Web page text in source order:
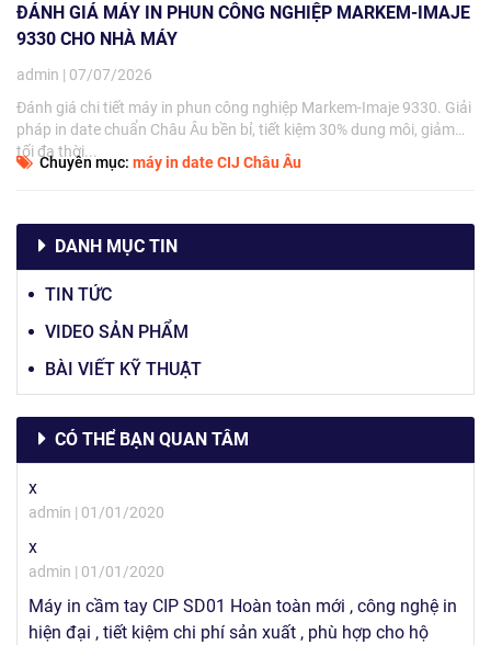
ĐÁNH GIÁ MÁY IN PHUN CÔNG NGHIỆP MARKEM-IMAJE
9330 CHO NHÀ MÁY
admin | 07/07/2026
Đánh giá chi tiết máy in phun công nghiệp Markem-Imaje 9330. Giải
pháp in date chuẩn Châu Âu bền bỉ, tiết kiệm 30% dung môi, giảm
tối đa thời...
Chuyên mục: máy in date CIJ Châu Âu
DANH MỤC TIN
TIN TỨC
VIDEO SẢN PHẨM
BÀI VIẾT KỸ THUẬT
CÓ THỂ BẠN QUAN TÂM
x
admin | 01/01/2020
x
admin | 01/01/2020
Máy in cầm tay CIP SD01 Hoàn toàn mới , công nghệ in
hiện đại , tiết kiệm chi phí sản xuất , phù hợp cho hộ